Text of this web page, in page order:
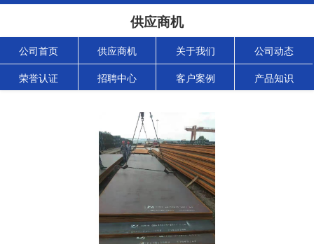
供应商机
公司首页 供应商机 关于我们 公司动态
荣誉认证 招聘中心 客户案例 产品知识